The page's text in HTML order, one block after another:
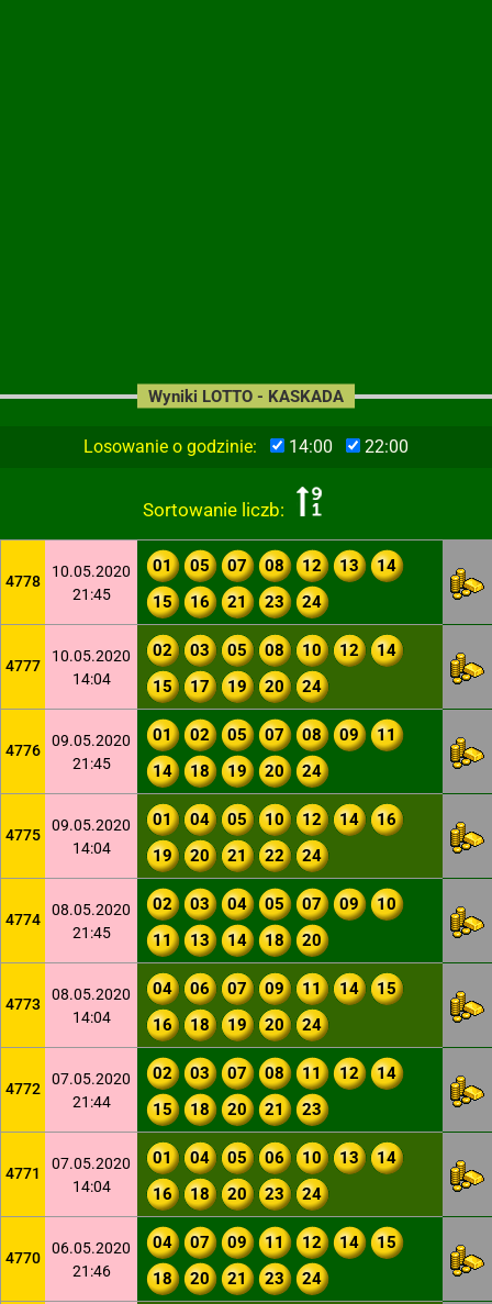
Losowanie o godzinie: 14:00 22:00
Sortowanie liczb:
Wyniki LOTTO - KASKADA
4778
10.05.2020
21:45
01 05 07 08 12 13
14
15
16 21 23 24
4777
10.05.2020
14:04
02 03 05 08 10 12
14
15
17 19 20 24
4776
09.05.2020
21:45
01 02 05 07 08 09
11
14
18 19 20 24
4775
09.05.2020
14:04
01 04 05 10 12 14
16
19
20 21 22 24
4774
08.05.2020
21:45
02 03 04 05 07 09
10
11
13 14 18 20
4773
08.05.2020
14:04
04 06 07 09 11 14
15
16
18 19 20 24
4772
07.05.2020
21:44
02 03 07 08 11 12
14
15
18 20 21 23
4771
07.05.2020
14:04
01 04 05 06 10 13
14
16
18 20 23 24
4770
06.05.2020
21:46
04 07 09 11 12 14
15
18
20 21 23 24